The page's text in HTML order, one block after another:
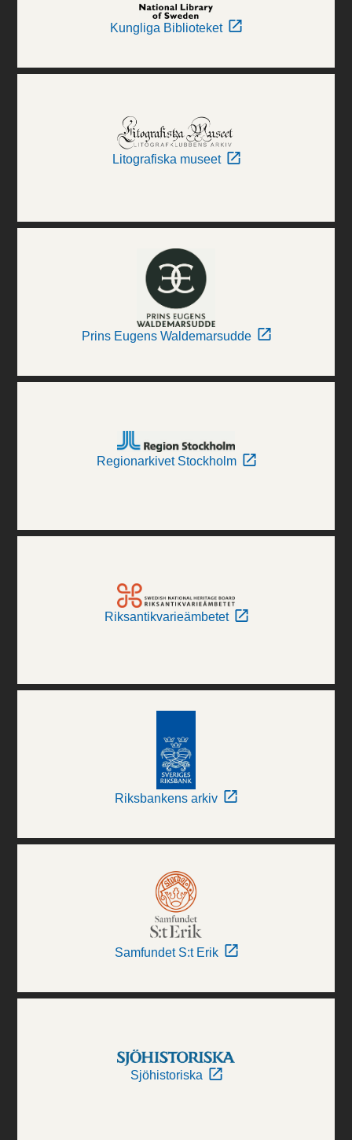
Kungliga Biblioteket
Litografiska museet
Prins Eugens Waldemarsudde
Regionarkivet Stockholm
Riksantikvarieämbetet
Riksbankens arkiv
Samfundet S:t Erik
Sjöhistoriska